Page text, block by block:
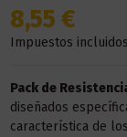
8,55 €
Impuestos incluidos
Pack de
diseñados
característica de